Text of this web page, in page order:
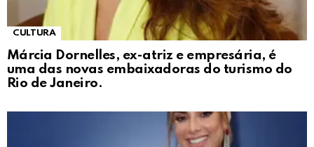
CULTURA
Márcia Dornelles, ex-atriz e empresária, é
uma das novas embaixadoras do turismo do
Rio de Janeiro.